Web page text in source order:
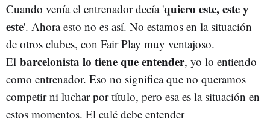
Cuando venía el entrenador decía 'quiero este, este y
este'. Ahora esto no es así. No estamos en la situación
de otros clubes, con Fair Play muy ventajoso.
El barcelonista lo tiene que entender, yo lo entiendo
como entrenador. Eso no significa que no queramos
competir ni luchar por título, pero esa es la situación en
estos momentos. El culé debe entender